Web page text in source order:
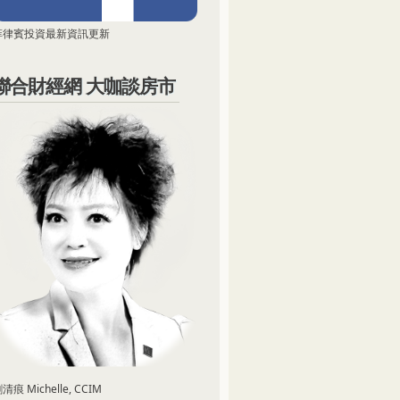
律賓投資最新資訊更新
合財經網 大咖談房市
清痕 Michelle, CCIM